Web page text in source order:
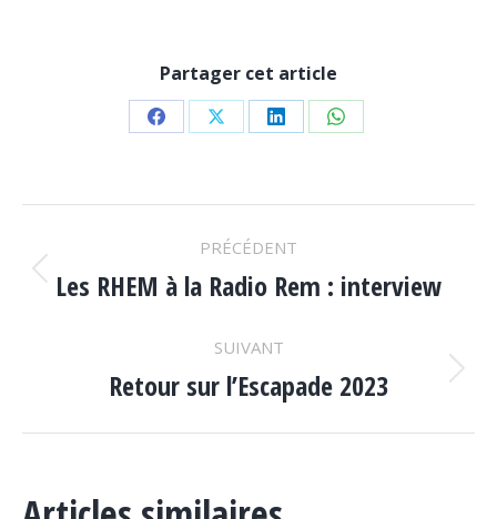
Partager cet article
Partager
Facebook
Partager
X
Partager
LinkedIn
Partager
WhatsApp
NAVIGATION
ARTICLE
PRÉCÉDENT
Article
:
Les RHEM à la Radio Rem : interview
SUIVANT
Article
Retour sur l’Escapade 2023